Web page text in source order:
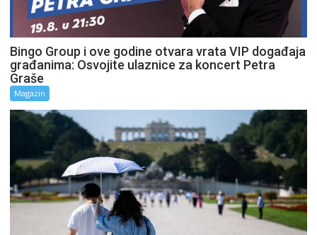
Bingo Group i ove godine otvara vrata VIP događaja
građanima: Osvojite ulaznice za koncert Petra
Graše
Magazin